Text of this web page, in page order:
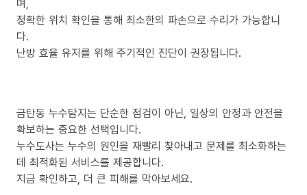
며,
정확한 위치 확인을 통해 최소한의 파손으로 수리가 가능합니
다.
난방 효율 유지를 위해 주기적인 진단이 권장됩니다.
금탄동 누수탐지는 단순한 점검이 아닌, 일상의 안정과 안전을
확보하는 중요한 선택입니다.
누수도사는 누수의 원인을 재빨리 찾아내고 문제를 최소화하는
데 최적화된 서비스를 제공합니다.
지금 확인하고, 더 큰 피해를 막아보세요.